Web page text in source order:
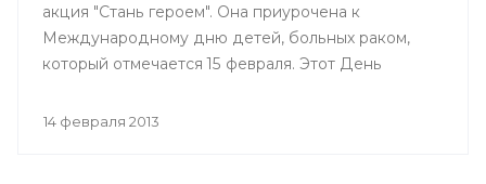
акция "Стань героем". Она приурочена к
Международному дню детей, больных раком,
который отмечается 15 февраля. Этот День
патронатом Международного общества детских
14 февраля 2013